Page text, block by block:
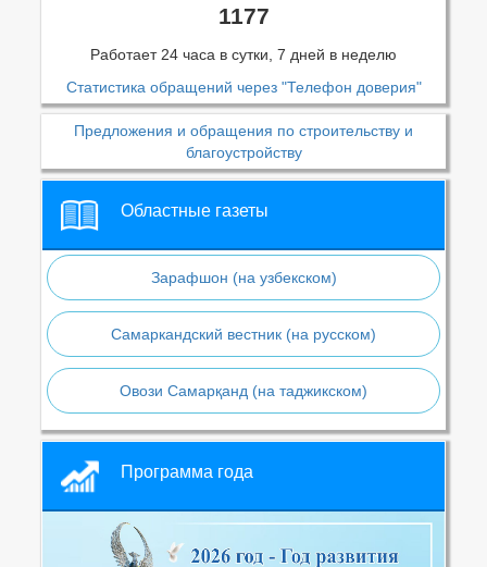
1177
Работает 24 часа в сутки, 7 дней в неделю
Статистика обращений через "Телефон доверия"
Предложения и обращения по строительству и
благоустройству
Областные газеты
Зарафшон (на узбекском)
Самаркандский вестник (на русском)
Овози Самарқанд (на таджикском)
Программа года